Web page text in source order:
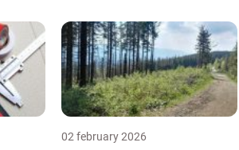
02 february 2026